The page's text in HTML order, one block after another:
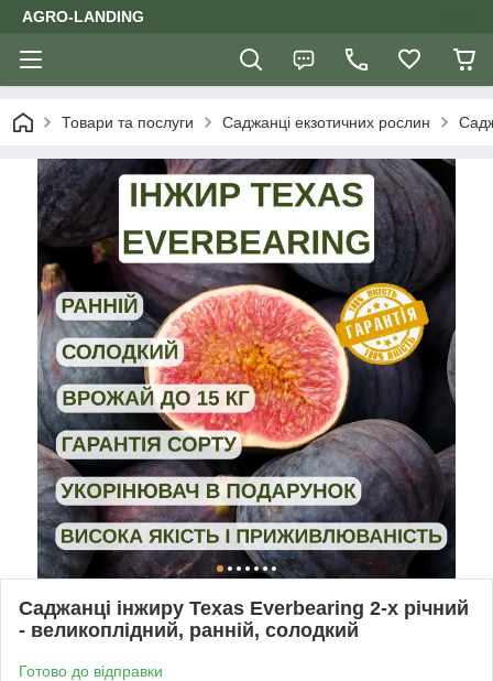
AGRO-LANDING
Товари та послуги Саджанці екзотичних рослин
Саджанці інжиру Texas Everbearing 2-х річний
- великоплідний, ранній, солодкий
Готово до відправки